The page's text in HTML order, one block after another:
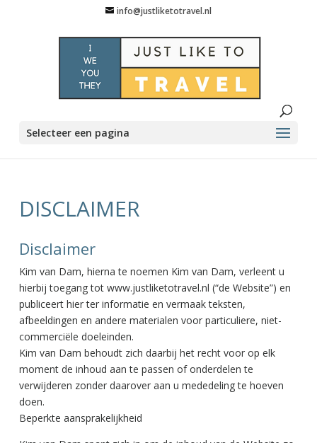
info@justliketotravel.nl
Selecteer een pagina
DISCLAIMER
Disclaimer
Kim van Dam, hierna te noemen Kim van Dam, verleent u
hierbij toegang tot www.justliketotravel.nl (“de Website”) en
publiceert hier ter informatie en vermaak teksten,
afbeeldingen en andere materialen voor particuliere, niet-
commerciële doeleinden.
Kim van Dam behoudt zich daarbij het recht voor op elk
moment de inhoud aan te passen of onderdelen te
verwijderen zonder daarover aan u mededeling te hoeven
doen.
Beperkte aansprakelijkheid